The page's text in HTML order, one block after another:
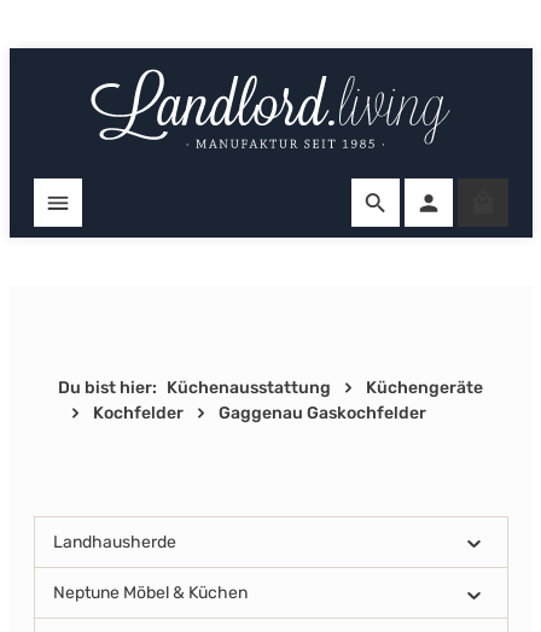
Du bist hier: Küchenausstattung
Küchengeräte
Kochfelder
Gaggenau Gaskochfelder
Landhausherde
Neptune Möbel & Küchen